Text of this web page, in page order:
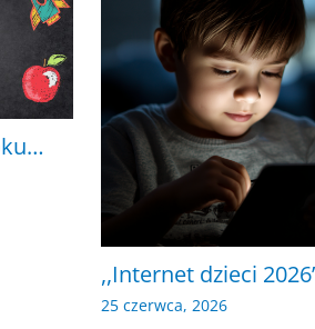
,,Internet dzieci
25 czerwca, 2026